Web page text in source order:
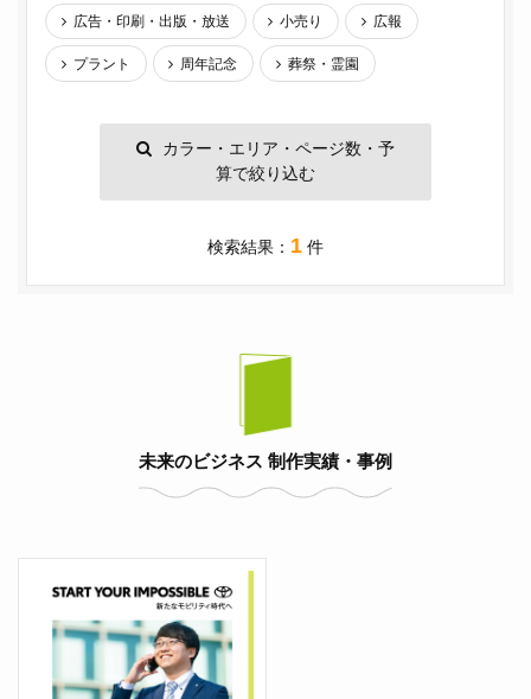
広告・印刷・出版・放送 小売り 広報
プラント 周年記念 葬祭・霊園
カラー・エリア・ページ数・予
算で絞り込む
検索結果： 1 件
未来のビジネス 制作実績・事例